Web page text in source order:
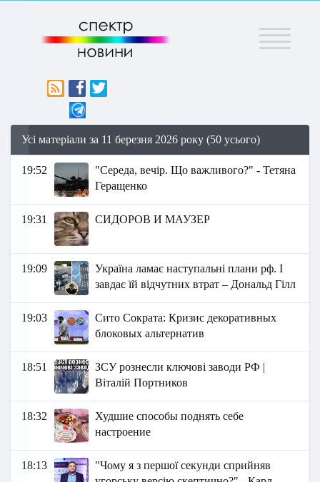
Меню
Усі матеріали за 11 березня 2026 року (50 усього)
19:52
"Середа, вечір. Що важливого?" - Тетяна
Геращенко
19:31 СИДОРОВ И МАУЗЕР
19:09
Україна ламає наступальні плани рф. І
завдає їй відчутних втрат – Дональд Гілл
19:03
Сито Сократа: Кризис декоративных
блоковых альтернатив
18:51
ЗСУ рознесли ключові заводи РФ |
Віталій Портников
18:32
Худшие способы поднять себе
настроение
18:13
"Чому я з першої секунди сприйняв